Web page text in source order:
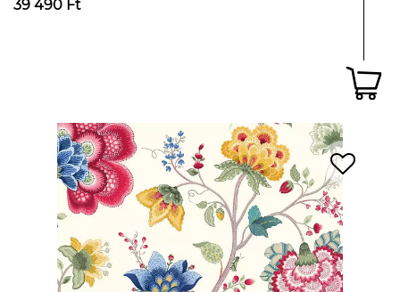
39 490 Ft